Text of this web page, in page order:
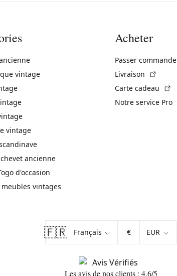
vintage
vintage
ancienne
d'occasion
meubles vintages
Acheter
Passer commande
Livraison
Carte cadeau
Notre service Pro
🇫🇷 €
Les avis de nos clients : 4.6/5